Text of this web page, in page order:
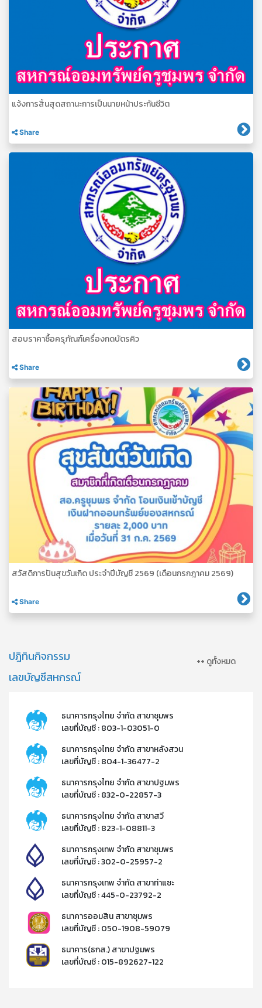
แจ้งการสิ้นสุดสถานะการเป็นนายหน้าประกันชีวิต
Share
สอบราคาซื้อครุภัณฑ์เครื่องกดบัตรคิว
Share
สวัสดิการปันสุขวันเกิด ประจำปีบัญชี 2569 (เดือนกรกฎาคม 2569)
Share
ปฎิทินกิจกรรม ++ ดูทั้งหมด
เลขบัญชีสหกรณ์
ธนาคารกรุงไทย จำกัด สาขาชุมพร
เลขที่บัญชี : 803-1-03051-0
ธนาคารกรุงไทย จำกัด สาขาหลังสวน
เลขที่บัญชี : 804-1-36477-2​
ธนาคารกรุงไทย จำกัด สาขาปฐมพร
เลขที่บัญชี : 832-0-22857-3​
ธนาคารกรุงไทย จำกัด สาขาสวี
เลขที่บัญชี : 823-1-08811-3​
ธนาคารกรุงเทพ จำกัด สาขาชุมพร
เลขที่บัญชี : 302-0-25957-2​
ธนาคารกรุงเทพ จำกัด สาขาท่าแซะ
เลขที่บัญชี : 445-0-23792-2​
ธนาคารออมสิน สาขาชุมพร
เลขที่บัญชี : 050-1908-59079​
ธนาคาร(ธกส.) สาขาปฐมพร
เลขที่บัญชี : 015-892627-122​​